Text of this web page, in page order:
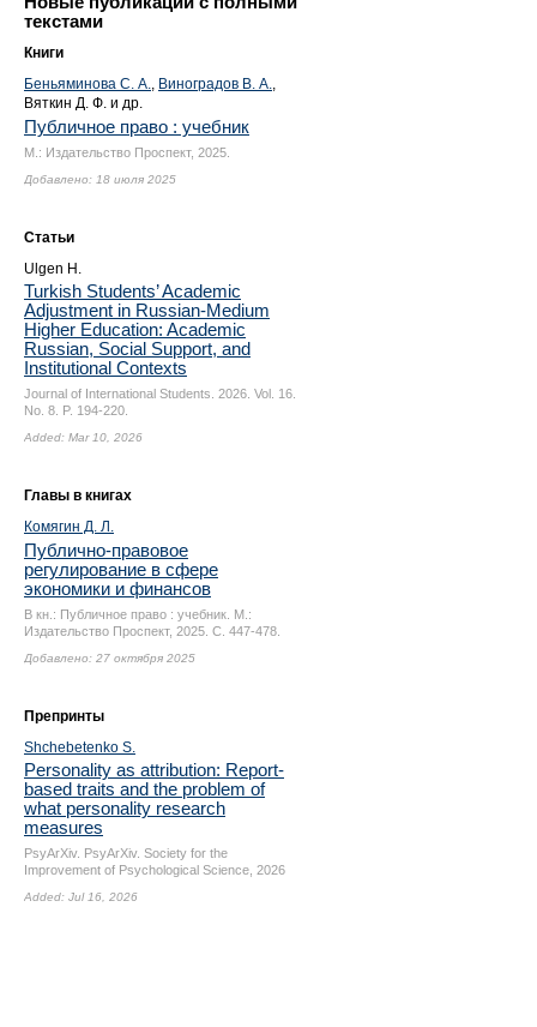
текстами
Книги
Беньяминова С. А., Виноградов В. А.,
Вяткин Д. Ф. и др.
Публичное право : учебник
М.: Издательство Проспект, 2025.
Добавлено: 18 июля 2025
Статьи
Ulgen H.
Turkish Students’ Academic
Adjustment in Russian-Medium
Higher Education: Academic
Russian, Social Support, and
Institutional Contexts
Journal of International Students. 2026. Vol. 16.
No. 8. P. 194-220.
Added: Mar 10, 2026
Главы в книгах
Комягин Д. Л.
Публично-правовое
регулирование в сфере
экономики и финансов
В кн.: Публичное право : учебник. М.:
Издательство Проспект, 2025. С. 447-478.
Добавлено: 27 октября 2025
Препринты
Shchebetenko S.
Personality as attribution: Report-
based traits and the problem of
what personality research
measures
PsyArXiv. PsyArXiv. Society for the
Improvement of Psychological Science, 2026
Added: Jul 16, 2026